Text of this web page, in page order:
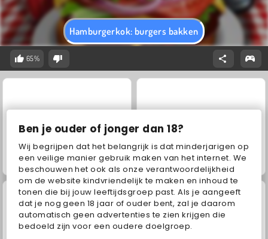
Ben je ouder of jonger dan 18?
Wij begrijpen dat het belangrijk is dat minderjarigen op
een veilige manier gebruik maken van het internet. We
beschouwen het ook als onze verantwoordelijkheid
om de website kindvriendelijk te maken en inhoud te
tonen die bij jouw leeftijdsgroep past. Als je aangeeft
dat je nog geen 18 jaar of ouder bent, zal je daarom
automatisch geen advertenties te zien krijgen die
bedoeld zijn voor een oudere doelgroep.
Hamburgerkok: burgers bakken
65%
Hamburgertijd Pizzabakker